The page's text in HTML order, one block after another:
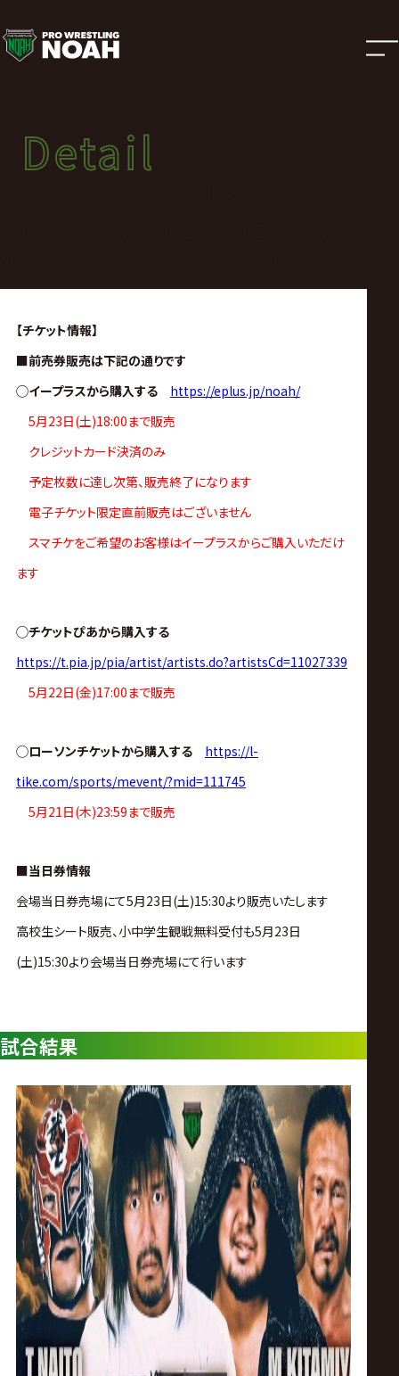
試
合
結
果
ロ
レ
ス
ン
グ・
ノ
ア
公
式
サ
イ
ト
Detail
試合結果
Detail
【チケット情報】
■前売券販売は下記の通りです
◯イープラスから購入する
https://eplus.jp/noah/
5月23日(土)18:00まで販売
クレジットカード決済のみ
予定枚数に達し次第、販売終了になります
電子チケット限定直前販売はございません
スマチケをご希望のお客様はイープラスからご購入いただけ
ます
◯チケットぴあから購入する
https://t.pia.jp/pia/artist/artists.do?artistsCd=11027339
5月22日(金)17:00まで販売
◯ローソンチケットから購入する
https://l-
tike.com/sports/mevent/?mid=111745
5月21日(木)23:59まで販売
■当日券情報
会場当日券売場にて5月23日(土)15:30より販売いたします
高校生シート販売、小中学生観戦無料受付も5月23日
(土)15:30より会場当日券売場にて行います
試合結果